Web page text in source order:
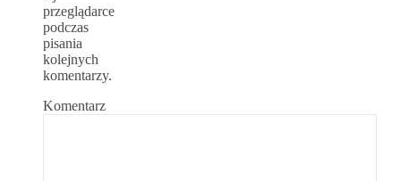
przeglądarce
podczas
pisania
kolejnych
komentarzy.
Komentarz